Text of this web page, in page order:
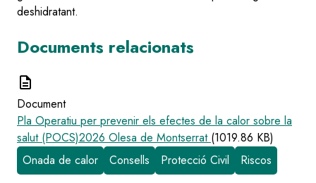
deshidratant.
Documents relacionats
description
Document
Pla Operatiu per prevenir els efectes de la calor sobre la
salut (POCS)2026 Olesa de Montserrat (1019.86 KB)
Onada de calor
Consells Protecció Civil Riscos